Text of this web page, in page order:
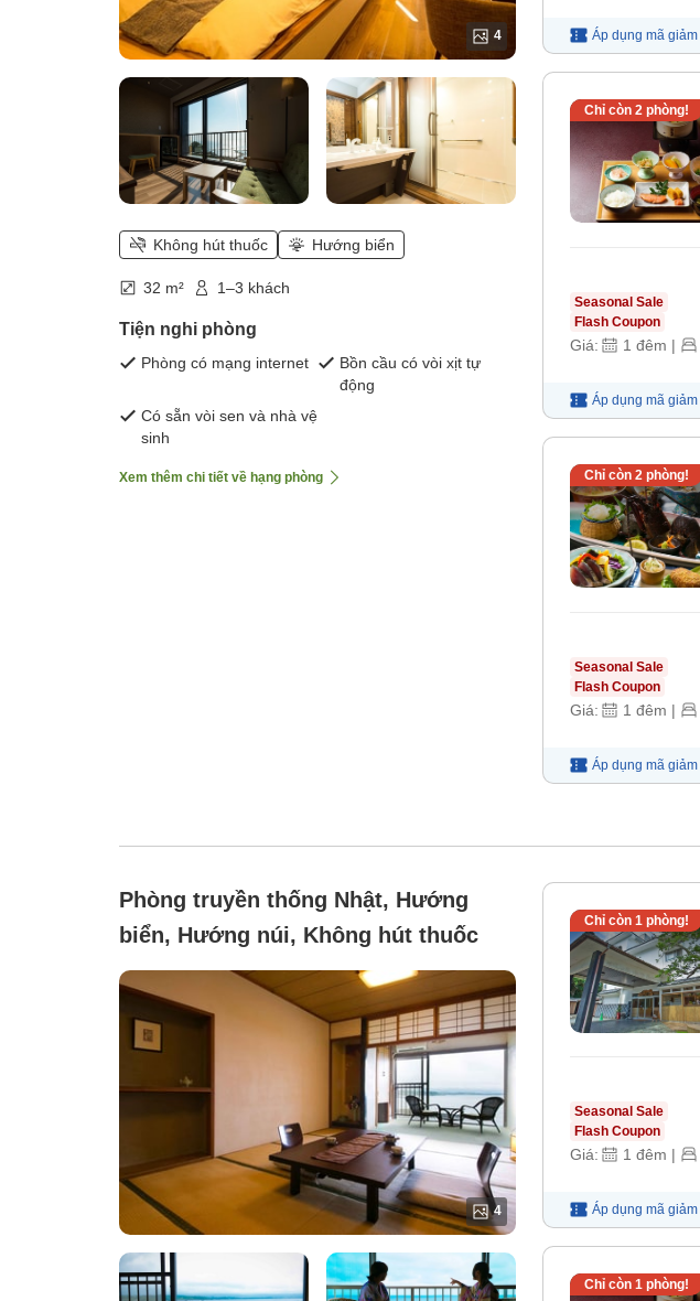
4
Không hút thuốc Hướng biển
32 m² 1–3 khách
Tiện nghi phòng
Phòng có mạng internet
Bồn cầu có vòi xịt tự
động
Có sẵn vòi sen và nhà vệ
sinh
Xem thêm chi tiết về hạng phòng
Áp dụng mã giảm
Chỉ còn 2 phòng!
Seasonal Sale
Flash Coupon
Giá: 1 đêm |
Áp dụng mã giảm
Chỉ còn 2 phòng!
Seasonal Sale
Flash Coupon
Giá: 1 đêm |
Áp dụng mã giảm
Phòng truyền thống Nhật, Hướng
biển, Hướng núi, Không hút thuốc
4
Chỉ còn 1 phòng!
Seasonal Sale
Flash Coupon
Giá: 1 đêm |
Áp dụng mã giảm
Chỉ còn 1 phòng!